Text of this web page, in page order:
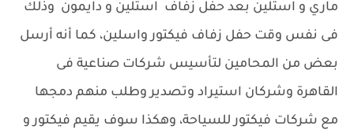
ماري و استلين بعد حفل زفاف استلين و دايمون وذلك
فى نفس وقت حفل زفاف فيكتور واسلين، كما أنه أرسل
بعض من المحامين لتأسيس شركات صناعية فى
القاهرة وشركان استيراد وتصدير وطلب منهم دمجها
مع شركات فيكتور للسياحة، وهكذا سوف يقيم فيكتور و